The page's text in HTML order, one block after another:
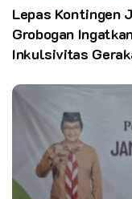
Kata Kunci:
Bangga
Bank Indonesia
Lepas Kontingen
Grobogan
Inkulsivitas